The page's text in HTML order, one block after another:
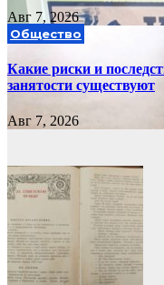
Авг 7, 2026
Общество
Какие риски и
занятости существуют
Авг 7, 2026